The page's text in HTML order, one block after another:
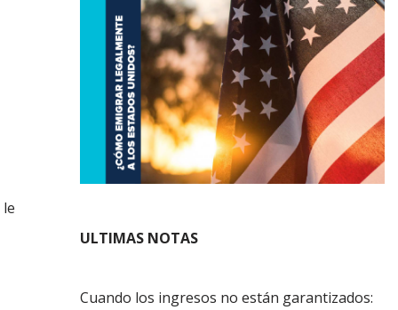
ULTIMAS NOTAS
Cuando los ingresos no están garantizados: